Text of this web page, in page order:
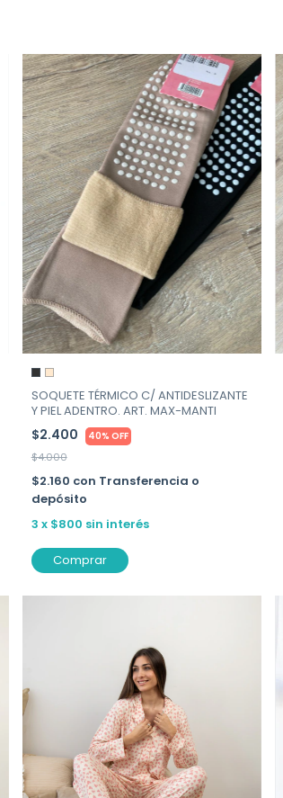
SOQUETE TÉRMICO C/ ANTIDESLIZANTE
Y PIEL ADENTRO. ART. MAX-MANTI
$2.400 40% OFF
$4.000
$2.160 con Transferencia o
depósito
3 x $800 sin interés
Comprar